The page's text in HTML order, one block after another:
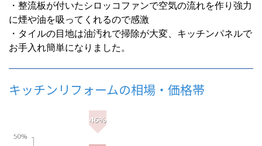
・整流板が付いたシロッコファンで空気の流れを作り強力
に煙や油を吸ってくれるので感激
・タイルの目地は油汚れで掃除が大変、キッチンパネルで
お手入れ簡単になりました。
キッチンリフォームの相場・価格帯